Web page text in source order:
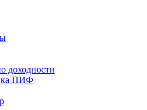
доходности
ПИФ